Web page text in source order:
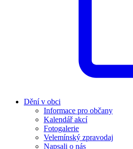
Dění v obci
Informace pro občany
Kalendář akcí
Fotogalerie
Velemínský zpravodaj
Napsali o nás